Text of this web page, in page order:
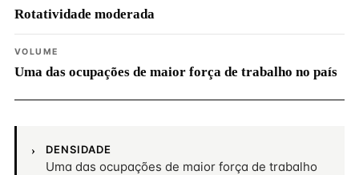
Rotatividade moderada
VOLUME
Uma das ocupações de maior força de trabalho no país
DENSIDADE
Uma das ocupações de maior força de trabalho